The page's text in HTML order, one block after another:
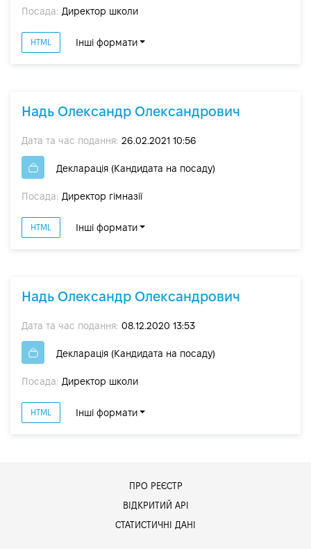
Посада: Директор школи
HTML Інші формати
Надь Олександр Олександрович
Дата та час подання: 26.02.2021 10:56
Декларація (Кандидата на посаду)
Посада: Директор гімназії
HTML Інші формати
Надь Олександр Олександрович
Дата та час подання: 08.12.2020 13:53
Декларація (Кандидата на посаду)
Посада: Директор школи
HTML Інші формати
ПРО РЕЄСТР
ВІДКРИТИЙ АРІ
СТАТИСТИЧНІ ДАНІ